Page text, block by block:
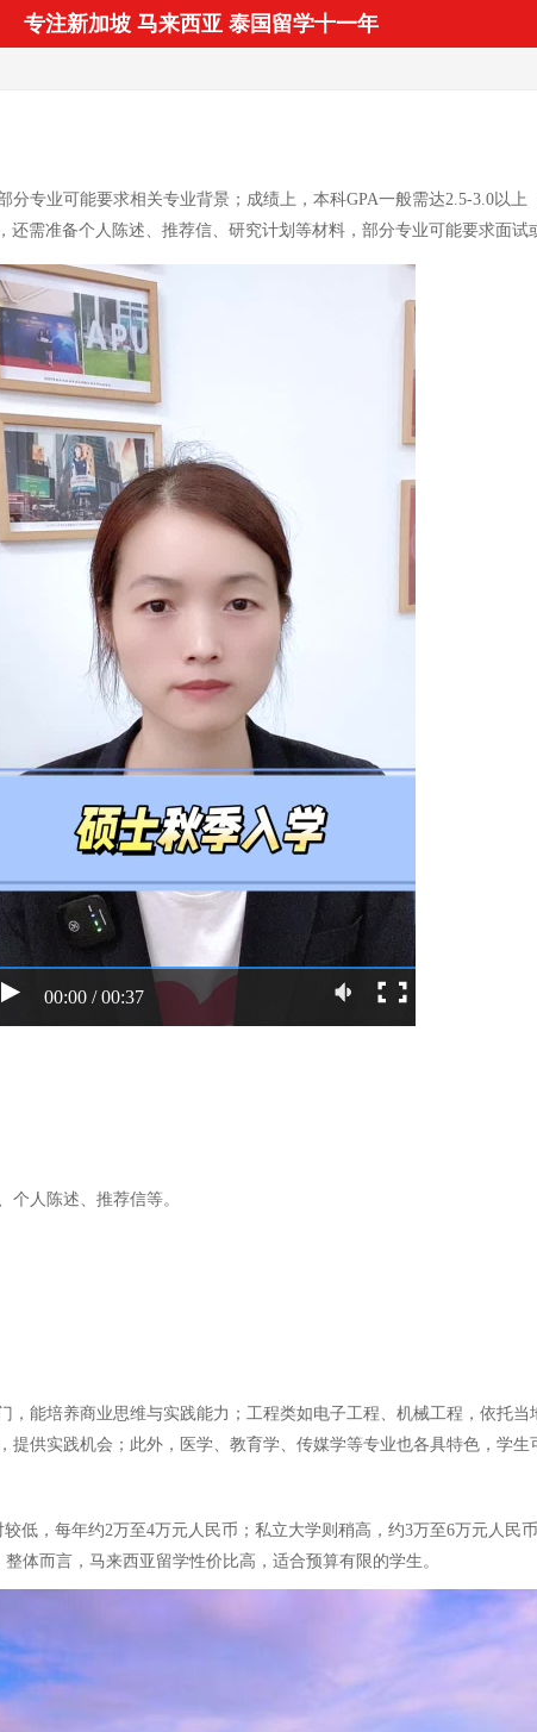
专注新加坡 马来西亚 泰国留学十一年
专业可能要求相关专业背景；成绩上，本科GPA一般需达2.5-3.0以
需准备个人陈述、推荐信、研究计划等材料，部分专业可能要求面试
00:00 / 00:37
人陈述、推荐信等。
能培养商业思维与实践能力；工程类如电子工程、机械工程，依托
供实践机会；此外，医学、教育学、传媒学等专业也各具特色，学生
低，每年约2万至4万元人民币；私立大学则稍高，约3万至6万元人民
体而言，马来西亚留学性价比高，适合预算有限的学生。